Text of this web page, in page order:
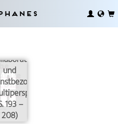
und
193 –
208)